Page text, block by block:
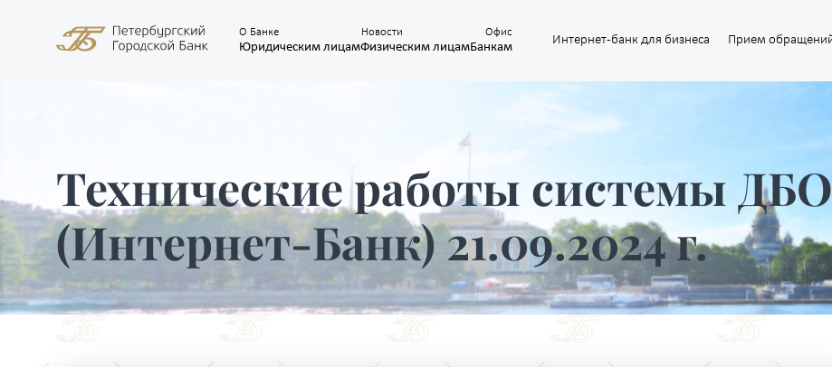
О Банке Новости Офис
Юридическим лицамФизическим лицамБанкам
Интернет-банк для бизнеса Прием
Технические работы системы
(Интернет-Банк) 21.09.2024 г.